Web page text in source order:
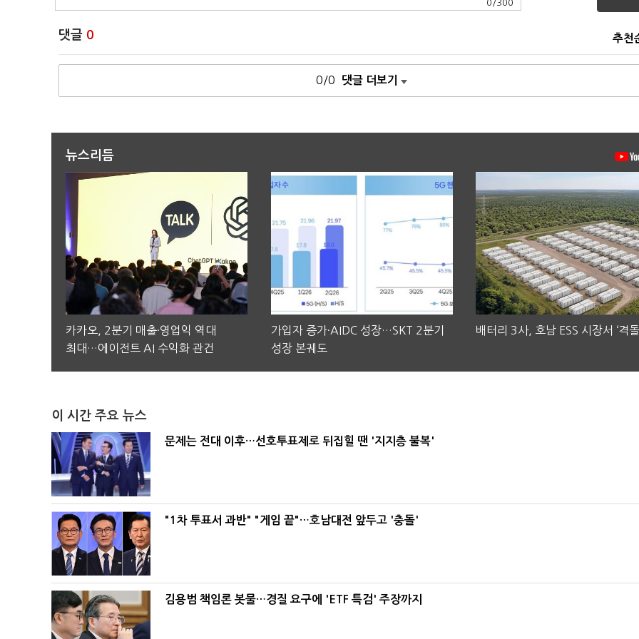
0 / 300
댓글 0 추천
0/0 댓글 더보기
뉴스리듬
카카오, 2분기 매출·영업익 역대
최대…에이전트 AI 수익화 관건
가입자 증가·AIDC 성장…SKT 2분기
성장 본궤도
배터리 3사, 호남 ESS 시장서 ‘격돌
이 시간 주요 뉴스
문제는 전대 이후…선호투표제로 뒤집힐 땐 '지지층 불복'
"1차 투표서 과반" "게임 끝"…호남대전 앞두고 '충돌'
김용범 책임론 봇물…경질 요구에 'ETF 특검' 주장까지